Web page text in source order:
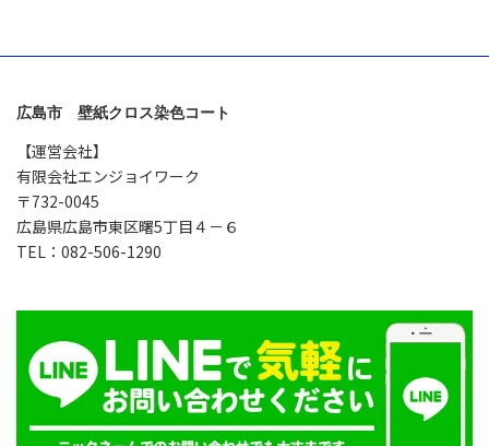
広島市 壁紙クロス染色コート
【運営会社】
有限会社エンジョイワーク
〒732-0045
広島県広島市東区曙5丁目４－６
TEL：082-506-1290